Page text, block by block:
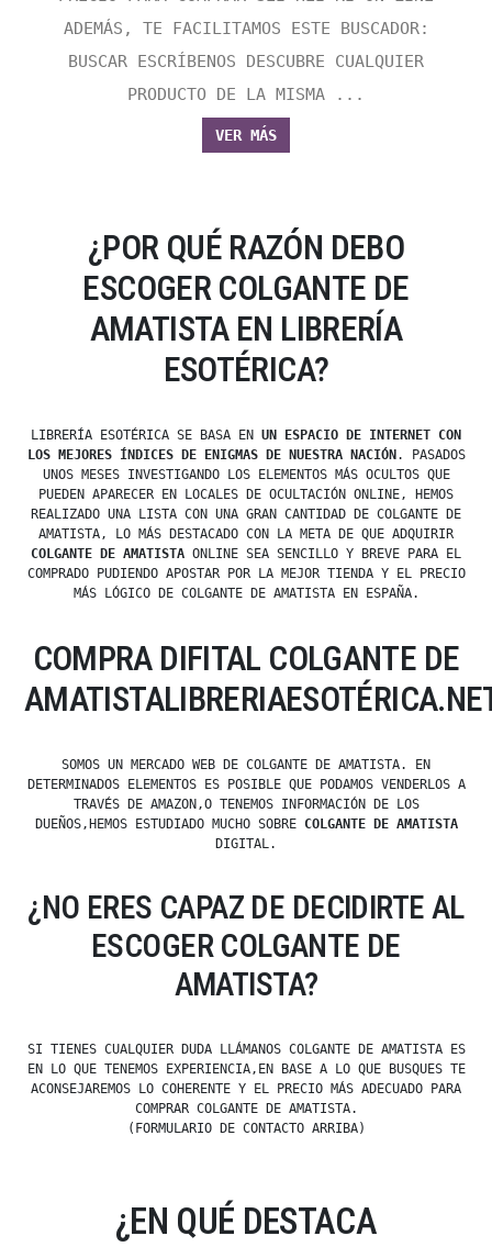
ADEMÁS, TE FACILITAMOS ESTE BUSCADOR:
BUSCAR ESCRÍBENOS DESCUBRE CUALQUIER
PRODUCTO DE LA MISMA ...
VER MÁS
¿POR QUÉ RAZÓN DEBO
ESCOGER COLGANTE DE
AMATISTA EN LIBRERÍA
ESOTÉRICA?
LIBRERÍA ESOTÉRICA SE BASA EN UN ESPACIO DE INTERNET CON
LOS MEJORES ÍNDICES DE ENIGMAS DE NUESTRA NACIÓN . PASADOS
UNOS MESES INVESTIGANDO LOS ELEMENTOS MÁS OCULTOS QUE
PUEDEN APARECER EN LOCALES DE OCULTACIÓN ONLINE, HEMOS
REALIZADO UNA LISTA CON UNA GRAN CANTIDAD DE COLGANTE DE
AMATISTA, LO MÁS DESTACADO CON LA META DE QUE ADQUIRIR
COLGANTE DE AMATISTA ONLINE SEA SENCILLO Y BREVE PARA EL
COMPRADO PUDIENDO APOSTAR POR LA MEJOR TIENDA Y EL PRECIO
MÁS LÓGICO DE COLGANTE DE AMATISTA EN ESPAÑA.
COMPRA DIFITAL COLGANTE DE
SOMOS UN MERCADO WEB DE COLGANTE DE AMATISTA. EN
DETERMINADOS ELEMENTOS ES POSIBLE QUE PODAMOS VENDERLOS A
TRAVÉS DE AMAZON,O TENEMOS INFORMACIÓN DE LOS
DUEÑOS,HEMOS ESTUDIADO MUCHO SOBRE COLGANTE DE AMATISTA
DIGITAL.
¿NO ERES CAPAZ DE DECIDIRTE AL
ESCOGER COLGANTE DE
AMATISTA?
SI TIENES CUALQUIER DUDA LLÁMANOS COLGANTE DE AMATISTA ES
EN LO QUE TENEMOS EXPERIENCIA,EN BASE A LO QUE BUSQUES TE
ACONSEJAREMOS LO COHERENTE Y EL PRECIO MÁS ADECUADO PARA
COMPRAR COLGANTE DE AMATISTA.
(FORMULARIO DE CONTACTO ARRIBA)
¿EN QUÉ DESTACA